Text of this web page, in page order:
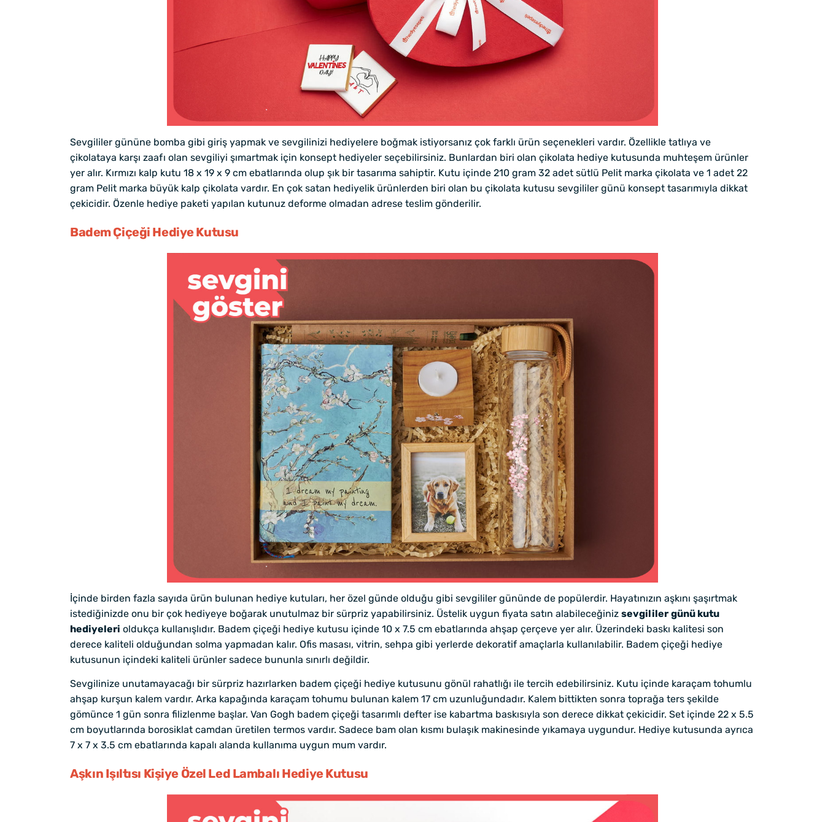
Sevgililer gününe bomba gibi giriş yapmak ve sevgilinizi hediyelere boğmak istiyorsanız çok farklı ürün seçenekleri vardır. Özellikle tatlıya ve
çikolataya karşı zaafı olan sevgiliyi şımartmak için konsept hediyeler seçebilirsiniz. Bunlardan biri olan çikolata hediye kutusunda muhteşem ürünler
yer alır. Kırmızı kalp kutu 18 x 19 x 9 cm ebatlarında olup şık bir tasarıma sahiptir. Kutu içinde 210 gram 32 adet sütlü Pelit marka çikolata ve 1 adet 22
gram Pelit marka büyük kalp çikolata vardır. En çok satan hediyelik ürünlerden biri olan bu çikolata kutusu sevgililer günü konsept tasarımıyla dikkat
çekicidir. Özenle hediye paketi yapılan kutunuz deforme olmadan adrese teslim gönderilir.
Badem Çiçeği Hediye Kutusu
İçinde birden fazla sayıda ürün bulunan hediye kutuları, her özel günde olduğu gibi sevgililer gününde de popülerdir. Hayatınızın aşkını şaşırtmak
istediğinizde onu bir çok hediyeye boğarak unutulmaz bir sürpriz yapabilirsiniz. Üstelik uygun fiyata satın alabileceğiniz sevgililer günü kutu
hediyeleri oldukça kullanışlıdır. Badem çiçeği hediye kutusu içinde 10 x 7.5 cm ebatlarında ahşap çerçeve yer alır. Üzerindeki baskı kalitesi son
derece kaliteli olduğundan solma yapmadan kalır. Ofis masası, vitrin, sehpa gibi yerlerde dekoratif amaçlarla kullanılabilir. Badem çiçeği hediye
kutusunun içindeki kaliteli ürünler sadece bununla sınırlı değildir.
Sevgilinize unutamayacağı bir sürpriz hazırlarken badem çiçeği hediye kutusunu gönül rahatlığı ile tercih edebilirsiniz. Kutu içinde karaçam tohumlu
ahşap kurşun kalem vardır. Arka kapağında karaçam tohumu bulunan kalem 17 cm uzunluğundadır. Kalem bittikten sonra toprağa ters şekilde
gömünce 1 gün sonra filizlenme başlar. Van Gogh badem çiçeği tasarımlı defter ise kabartma baskısıyla son derece dikkat çekicidir. Set içinde 22 x 5.5
cm boyutlarında borosiklat camdan üretilen termos vardır. Sadece bam olan kısmı bulaşık makinesinde yıkamaya uygundur. Hediye kutusunda ayrıca
7 x 7 x 3.5 cm ebatlarında kapalı alanda kullanıma uygun mum vardır.
Aşkın Işıltısı Kişiye Özel Led Lambalı Hediye Kutusu